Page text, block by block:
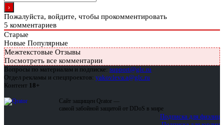
Пожалуйста, войдите, чтобы прокомментировать
5 комментариев
Старые
Новые Популярные
Межтекстовые Отзывы
Посмотреть все комментарии
Вопросы по материалам и подписке: support@glc.ru
Отдел рекламы и спецпроектов: yakovleva.a@glc.ru
Контент 18+
Сайт защищен Qrator —
самой забойной защитой от DDoS в мире
Подписка для физлиц